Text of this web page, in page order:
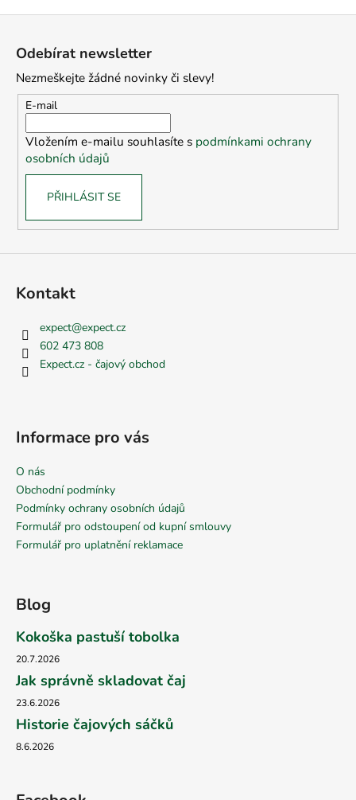
Odebírat newsletter
Nezmeškejte žádné novinky či slevy!
E-mail
Vložením e-mailu souhlasíte s podmínkami ochrany
osobních údajů
PŘIHLÁSIT SE
Kontakt
expect@expect.cz
602 473 808
Expect.cz - čajový obchod
Informace pro vás
O nás
Obchodní podmínky
Podmínky ochrany osobních údajů
Formulář pro odstoupení od kupní smlouvy
Formulář pro uplatnění reklamace
Blog
Kokoška pastuší tobolka
20.7.2026
Jak správně skladovat čaj
23.6.2026
Historie čajových sáčků
8.6.2026